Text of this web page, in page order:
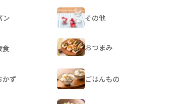
ン その他
食 おつまみ
かず ごはんもの